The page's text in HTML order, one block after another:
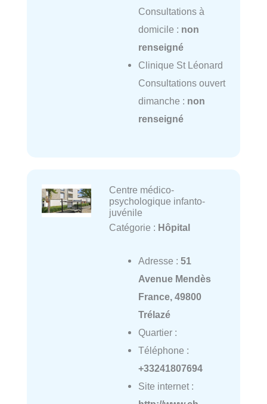
Consultations à
domicile : non
renseigné
Clinique St Léonard
Consultations ouvert
dimanche : non
renseigné
Centre médico-
psychologique infanto-
juvénile
Catégorie : Hôpital
Adresse : 51
Avenue Mendès
France, 49800
Trélazé
Quartier :
Téléphone :
+33241807694
Site internet :